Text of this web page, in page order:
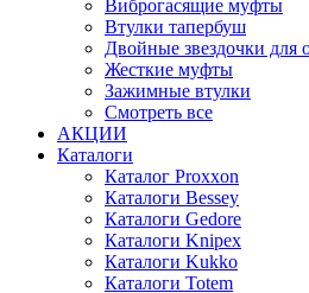
Виброгасящие муфты
Втулки тапербуш
Двойные звездочки для
Жесткие муфты
Зажимные втулки
Смотреть все
АКЦИИ
Каталоги
Каталог Proxxon
Каталоги Bessey
Каталоги Gedore
Каталоги Knipex
Каталоги Kukko
Каталоги Totem